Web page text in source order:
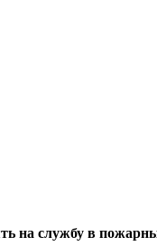
на службу в